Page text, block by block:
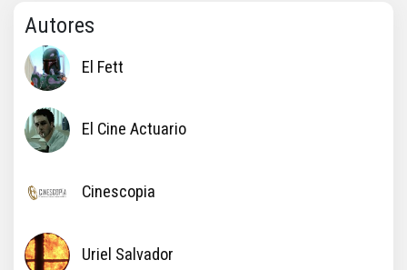
Autores
El Fett
El Cine Actuario
Cinescopia
Uriel Salvador